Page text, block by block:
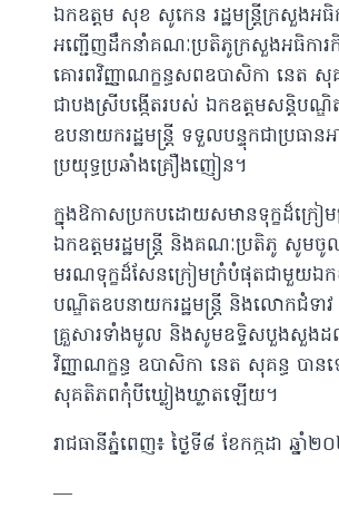
ឯកឧត្ដម សុខ សូកេន រដ្ឋមន្រ្តីក្រសួងអធិ
អញ្ជើញដឹកនាំគណៈប្រតិភូក្រសួងអធិការ
គោរពវិញ្ញាណក្ខន្ធសពឧបាសិកា នេត សុ
ជាបងស្រីបង្កើតរបស់ ឯកឧត្តមសន្តិបណ្
ឧបនាយករដ្ឋមន្ត្រី ទទួលបន្ទុកជាប្រធានអ
ប្រយុទ្ធប្រឆាំងគ្រឿងញៀន។
ក្នុងឱកាសប្រកបដោយសមានទុក្ខដ៏ក្រៀម
ឯកឧត្តមរដ្ឋមន្ត្រី និងគណៈប្រតិភូ សូមចូ
មរណទុក្ខដ៏សែនក្រៀមក្រំបំផុតជាមួយឯក
បណ្ឌិតឧបនាយករដ្ឋមន្ត្រី និងលោកជំទាវ
គ្រួសារទាំងមូល និងសូមឧទ្ទិសបួងសួង
វិញ្ញាណក្ខន្ធ ឧបាសិកា នេត សុគន្ធ បាន
សុគតិភពកុំបីឃ្លៀងឃ្លាតឡើយ។
រាជធានីភ្នំពេញ៖ ថ្ងៃទី៨ ខែកក្កដា ឆ្នាំ
—